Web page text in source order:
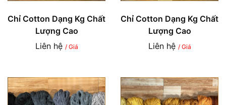
Chỉ Cotton Dạng Kg Chất
Lượng Cao
Liên hệ / Giá
Chỉ Cotton Dạng Kg Chất
Lượng Cao
Liên hệ / Giá